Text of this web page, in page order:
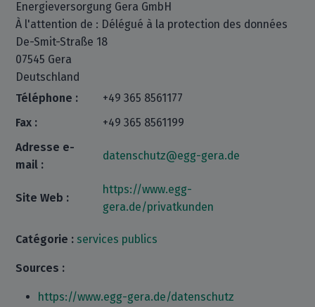
Energieversorgung Gera GmbH
À l'attention de : Délégué à la protection des données
De-Smit-Straße 18
07545 Gera
Deutschland
Téléphone :
+49 365 8561177
Fax :
+49 365 8561199
Adresse e-
mail :
datenschutz@egg-gera.de
Site Web :
https://www.egg-
gera.de/privatkunden
Catégorie : services publics
Sources :
https://www.egg-gera.de/datenschutz